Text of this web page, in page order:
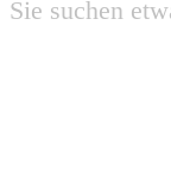
Sie suchen